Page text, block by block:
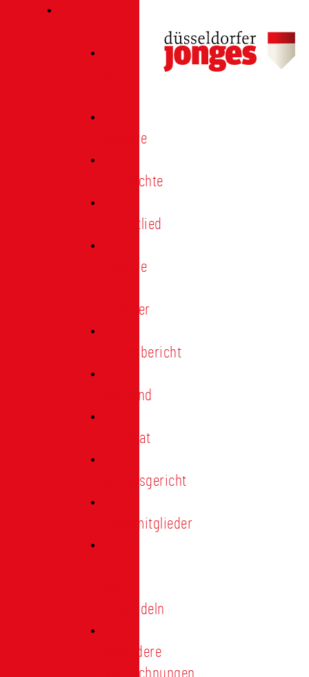
Termine
Geschichte
Heimatlied
Freunde
Förderer
Jahresbericht
Vorstand
Ehrenrat
Schiedsgericht
Ehrenmitglieder
Treunadeln
Besondere
Auszeichnungen